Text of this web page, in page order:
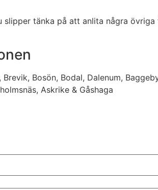
tänka på att anlita några
Bosön, Bodal, Dalenum,
Askrike & Gåshaga